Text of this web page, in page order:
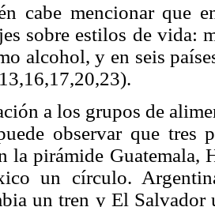
cabe mencionar que
sobre estilos de vida:
alcohol, y en seis
a los grupos de
observar que tres
la pirámide Guatemala,
un círculo.
un tren y El Salvador